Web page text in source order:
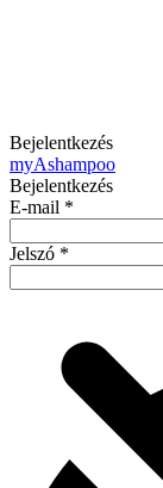
Bejelentkezés
myAshampoo
Bejelentkezés
E-mail *
Jelszó *